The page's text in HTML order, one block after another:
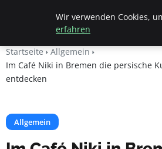
Beyond Surface
Startseite
Allgemein
Im Café Niki in Bremen die persische
entdecken
Allgemein
Wir verwenden Cookies,
erfahren